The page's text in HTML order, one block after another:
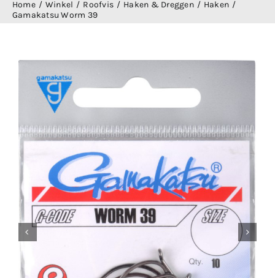
Home Winkel Roofvis Haken & Dreggen
Haken
Gamakatsu Worm 39